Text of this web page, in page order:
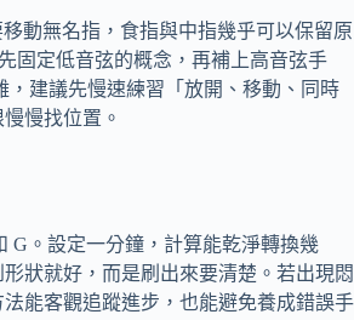
動無名指，食指與中指幾乎可以保留原
固定低音弦的概念，再補上高音弦手
，建議先慢速練習「放開、移動、同時
慢找位置。
G。設定一分鐘，計算能乾淨轉換幾
狀就好，而是刷出來要清楚。若出現悶
能客觀追蹤進步，也能避免養成錯誤手